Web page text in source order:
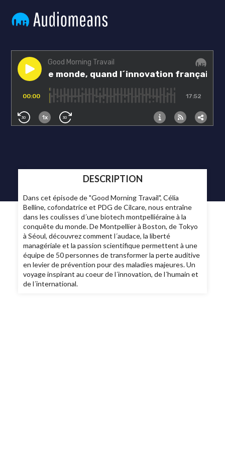
DESCRIPTION
Dans cet épisode de "Good Morning Travail", Célia
Belline, cofondatrice et PDG de Cilcare, nous entraîne
dans les coulisses d´une biotech montpelliéraine à la
conquête du monde. De Montpellier à Boston, de Tokyo
à Séoul, découvrez comment l´audace, la liberté
managériale et la passion scientifique permettent à une
équipe de 50 personnes de transformer la perte auditive
en levier de prévention pour des maladies majeures. Un
voyage inspirant au coeur de l´innovation, de l´humain et
de l´international.